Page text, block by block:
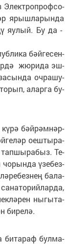
Электроп­роф­со­
ярыш­ла­рын­да
яу­лый. Бу да -
бәй­ге­сен­
жю­ри­да эш­
оч­ра­шу­
алар­га бу­
кү­рә бәй­рәм­нәр­
оеш­ты­ра­
тап­шы­ра­быз. Те­
чо­рын­да үзе­без­
ба­ла­
ны­гы­та­
би­ре­лә.
би­та­раф бул­ма­